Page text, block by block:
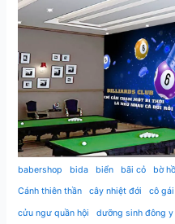
babershop bida biển bãi cỏ bờ hồ
Cánh thiên thần
cây nhiệt đới cô gái
cửu ngư quần hội dưỡng sinh đông y